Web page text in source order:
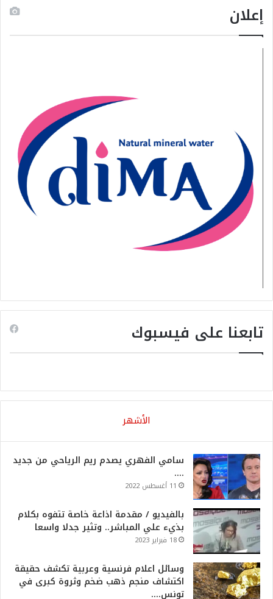
إعلان
تابعنا على فيسبوك
الأشهر
سامي الفهري يصدم ريم الرياحي من جديد
….
11 أغسطس 2022
بالفيديو / مقدمة اذاعة خاصة تتفوه بكلام
بذيء علي المباشر.. وتثير جدلا واسعا
18 فبراير 2023
وسائل اعلام فرنسية وعربية تكشف حقيقة
اكتشاف منجم ذهب ضخم وثروة كبرى في
تونس….